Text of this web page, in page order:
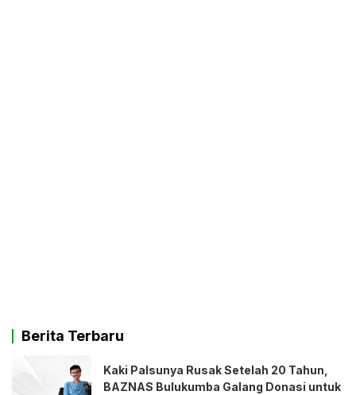
Berita Terbaru
Kaki Palsunya Rusak Setelah 20 Tahun,
BAZNAS Bulukumba Galang Donasi untuk